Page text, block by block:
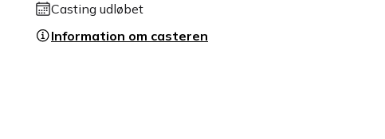
Casting udløbet
Information om casteren